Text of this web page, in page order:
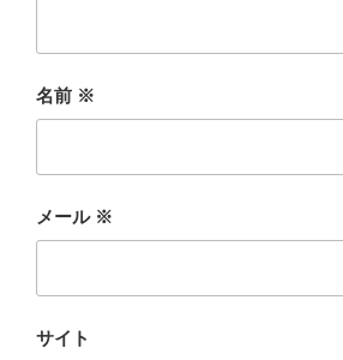
名前 ※
メール ※
サイト